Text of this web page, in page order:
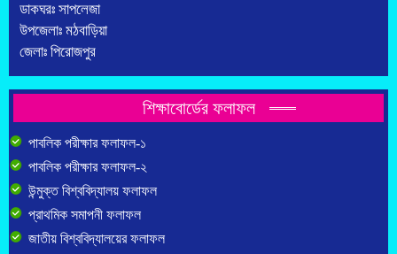
ডাকঘরঃ সাপলেজা
উপজেলাঃ মঠবাড়িয়া
জেলাঃ পিরোজপুর
শিক্ষাবোর্ডের ফলাফল
পাবলিক পরীক্ষার ফলাফল-১
পাবলিক পরীক্ষার ফলাফল-২
উন্মুক্ত বিশ্ববিদ্যালয় ফলাফল
প্রাথমিক সমাপনী ফলাফল
জাতীয় বিশ্ববিদ্যালয়ের ফলাফল